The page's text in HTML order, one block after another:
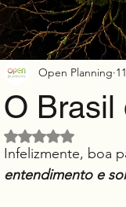
O Brasil
Open Planning
Avaliado com
Infelizmente, boa
entendimento e